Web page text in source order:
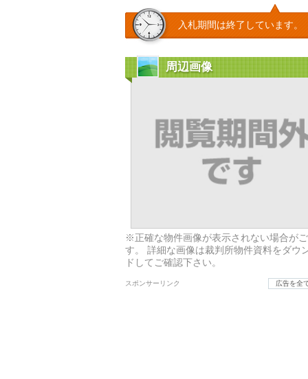
入札期間は終了しています。
周辺画像
※正確な物件画像が表示されない場合が
す。 詳細な画像は裁判所物件資料をダウ
ドしてご確認下さい。
スポンサーリンク 広告を全